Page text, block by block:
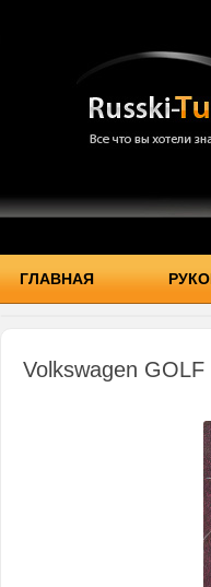
ГЛАВНАЯ
Volkswagen GOLF